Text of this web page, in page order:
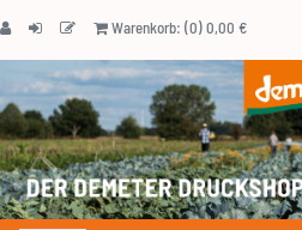
Warenkorb: (0) 0,00 €